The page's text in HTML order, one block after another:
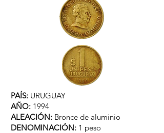
PAÍS: URUGUAY
AÑO: 1994
ALEACIÓN: Bronce de aluminio
DENOMINACIÓN: 1 peso